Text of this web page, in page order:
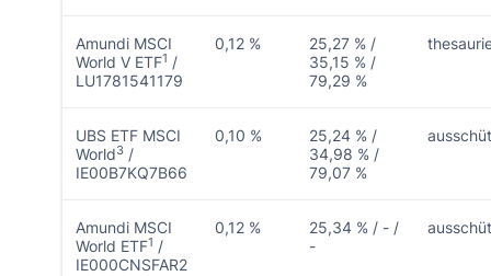
Amundi MSCI
World V ETF1 /
LU1781541179
0,12 %
25,27 % /
35,15 % /
79,29 %
UBS ETF MSCI
World3 /
IE00B7KQ7B66
0,10 %
25,24 % /
34,98 % /
79,07 %
Amundi MSCI
World ETF1 /
IE000CNSFAR2
0,12 %
25,34 % / - /
-